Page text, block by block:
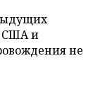
США и
не